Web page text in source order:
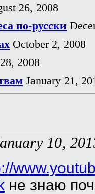
26, 2008
по-русски
October 2, 2008
2008
January 21,
10,
не знаю